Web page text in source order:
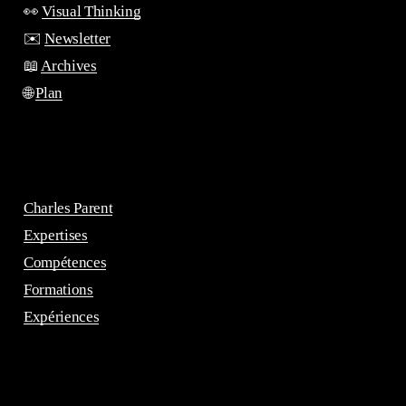
👀Visual Thinking
✉️Newsletter
📖 Archives
🌐Plan
Charles Parent
Expertises
Compétences
Formations
Expériences